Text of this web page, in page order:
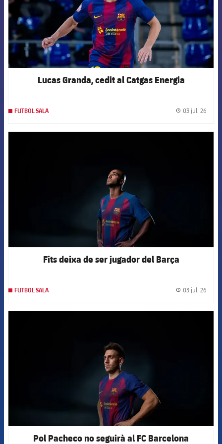
Lucas Granda, cedit al Catgas Energia
FUTBOL SALA 03 jul. 26
Fits deixa de ser jugador del Barça
FUTBOL SALA 03 jul. 26
Pol Pacheco no seguirà al FC Barcelona